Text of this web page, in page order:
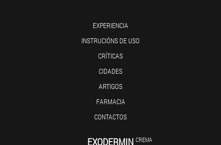
EXPERIENCIA
INSTRUCIÓNS DE USO
CRÍTICAS
CIDADES
ARTIGOS
FARMACIA
CONTACTOS
EXODERMIN CREMA